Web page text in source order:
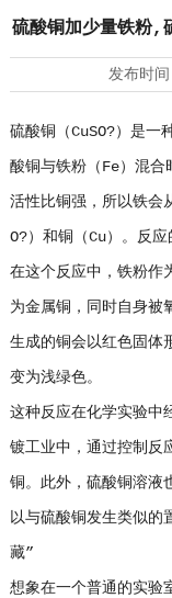
硫酸铜加少量铁粉,
发布时间
硫酸铜（CuSO?）是一
酸铜与铁粉（Fe）混合
活性比铜强，所以铁会
O?）和铜（Cu）。反
在这个反应中，铁粉作
为金属铜，同时自身被
生成的铜会以红色固体
变为浅绿色。
这种反应在化学实验中
镀工业中，通过控制反
铜。此外，硫酸铜溶液
以与硫酸铜发生类似的
藏”
想象在一个普通的实验